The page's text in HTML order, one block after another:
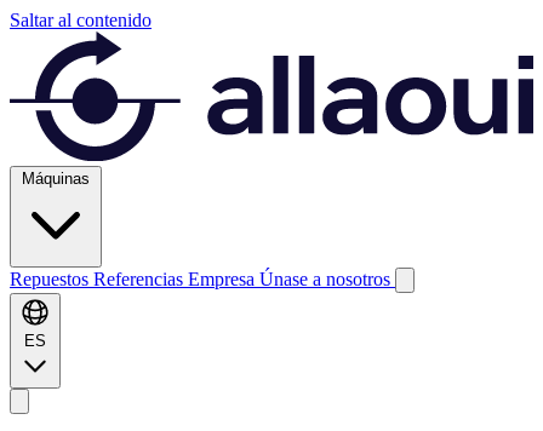
Saltar al contenido
Máquinas
Repuestos Referencias Empresa Únase a nosotros
ES